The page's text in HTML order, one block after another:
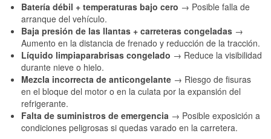
Batería débil + temperaturas bajo cero → Posible falla de
arranque del vehículo.
Baja presión de las llantas + carreteras congeladas →
Aumento en la distancia de frenado y reducción de la tracción.
Líquido limpiaparabrisas congelado → Reduce la visibilidad
durante nieve o hielo.
Mezcla incorrecta de anticongelante → Riesgo de fisuras
en el bloque del motor o en la culata por la expansión del
refrigerante.
Falta de suministros de emergencia → Posible exposición a
condiciones peligrosas si quedas varado en la carretera.